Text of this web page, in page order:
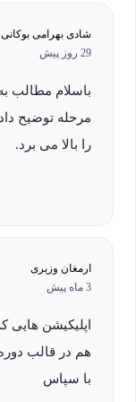
شادی بهرامی بوکانی
29 روز پیش
باسلام مطالب
مرحله توضیح
را بالا می برد.
ارمغان وزیری
3 ماه پیش
اپلیکیشن هایی
هم در قالب
با سپاس